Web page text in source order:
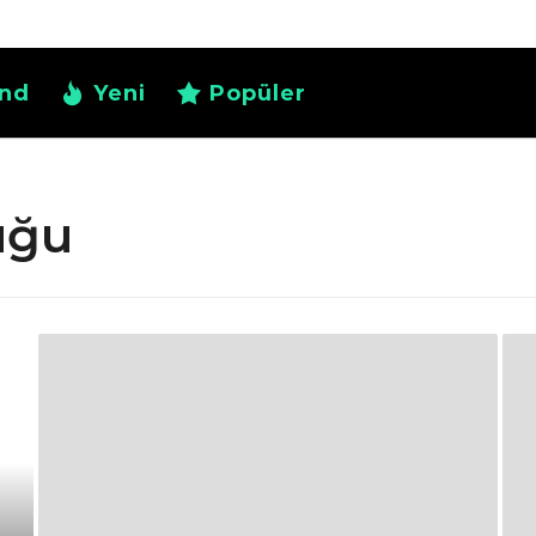
Yeni Popüler